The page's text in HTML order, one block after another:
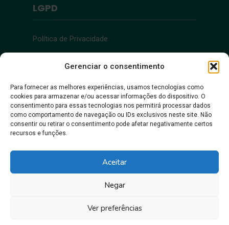
Gerenciar o consentimento
Para fornecer as melhores experiências, usamos tecnologias como
cookies para armazenar e/ou acessar informações do dispositivo. O
consentimento para essas tecnologias nos permitirá processar dados
como comportamento de navegação ou IDs exclusivos neste site. Não
consentir ou retirar o consentimento pode afetar negativamente certos
recursos e funções.
Aceitar
Negar
Ver preferências
LGPD
Política de Privacidade
Acessibilidade
Acessibilidade